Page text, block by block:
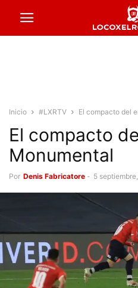
Inicio #LXRTV El compacto del
El compacto
Monumental
Por Denis Fabricatore - 5